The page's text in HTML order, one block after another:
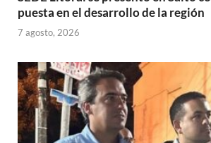
puesta en el desarrollo de la región
7 agosto, 2026